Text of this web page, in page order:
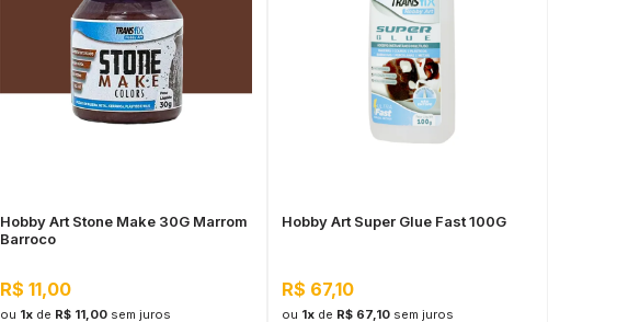
Hobby Art Stone Make 30G Marrom
Barroco
R$ 11,00
ou 1x de R$ 11,00 sem juros
Hobby Art Super Glue Fast 100G
R$ 67,10
ou 1xde R$ 67,10 sem juros